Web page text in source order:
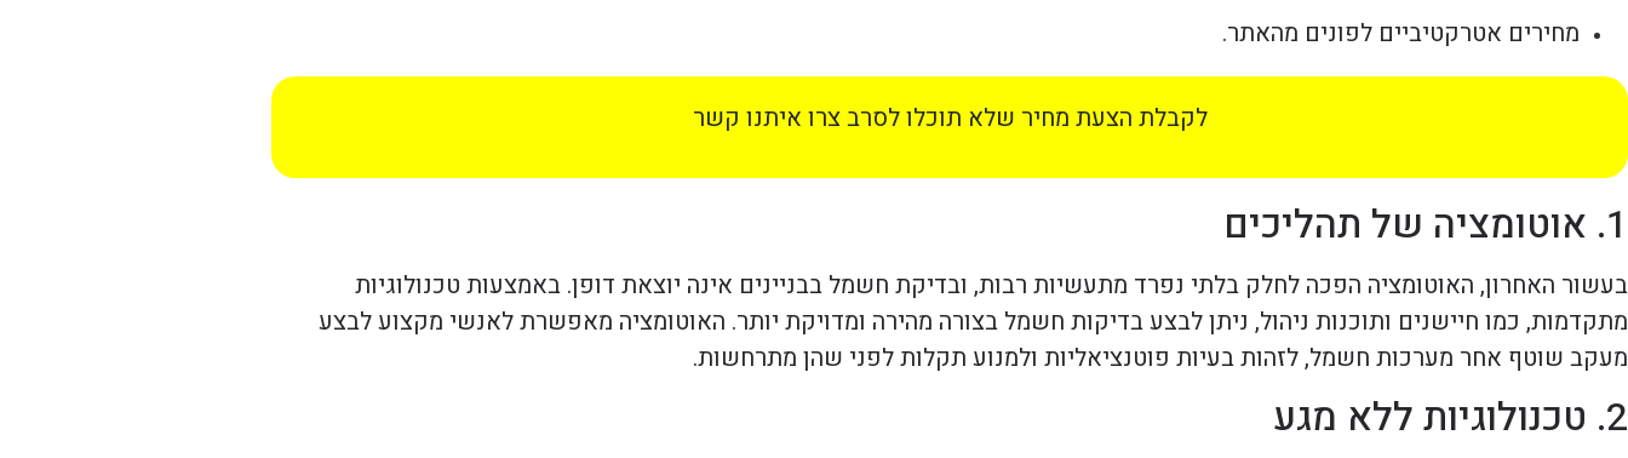
מחירים אטרקטיביים לפונים מהאתר.
לקבלת הצעת מחיר שלא תוכלו לסרב צרו איתנו קשר
1. אוטומציה של תהליכים
בעשור האחרון, האוטומציה הפכה לחלק בלתי נפרד מתעשיות רבות, ובדיקת חשמל בבניינים אינה יוצאת דופן. באמצעות טכנולוגיות
מתקדמות, כמו חיישנים ותוכנות ניהול, ניתן לבצע בדיקות חשמל בצורה מהירה ומדויקת יותר. האוטומציה מאפשרת לאנשי מקצוע לבצע
מעקב שוטף אחר מערכות חשמל, לזהות בעיות פוטנציאליות ולמנוע תקלות לפני שהן מתרחשות.
2. טכנולוגיות ללא מגע